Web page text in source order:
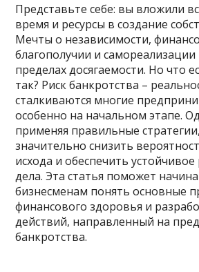
Представьте себе: вы вложили
время и ресурсы в создание
Мечты о независимости,
благополучии и самореализации
пределах досягаемости. Но что
так? Риск банкротства –
сталкиваются многие
особенно на начальном этапе.
применяя правильные
значительно снизить
исхода и обеспечить устойчивое
дела. Эта статья поможет
бизнесменам понять основные
финансового здоровья и
действий, направленный на
банкротства.